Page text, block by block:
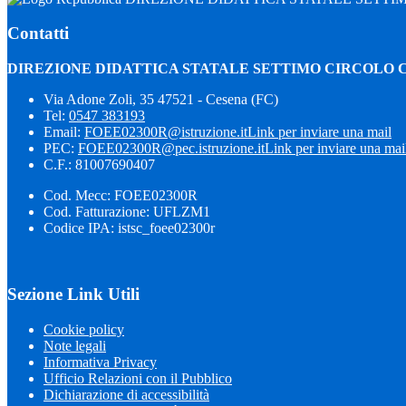
Contatti
DIREZIONE DIDATTICA STATALE SETTIMO CIRCOLO
Via Adone Zoli, 35 47521 - Cesena (FC)
Tel: 0547 383193
Email: FOEE02300R@istruzione.itLink per inviare una mail
PEC: FOEE02300R@pec.istruzione.itLink per inviare una
C.F.: 81007690407
Cod. Mecc: FOEE02300R
Cod. Fatturazione: UFLZM1
Codice IPA: istsc_foee02300r
Sezione Link Utili
Cookie policy
Note legali
Informativa Privacy
Ufficio Relazioni con il Pubblico
Dichiarazione di accessibilità